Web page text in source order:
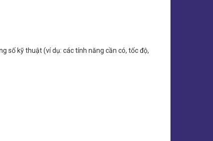
số kỹ thuật (ví dụ: các tính năng cần có, tốc độ,